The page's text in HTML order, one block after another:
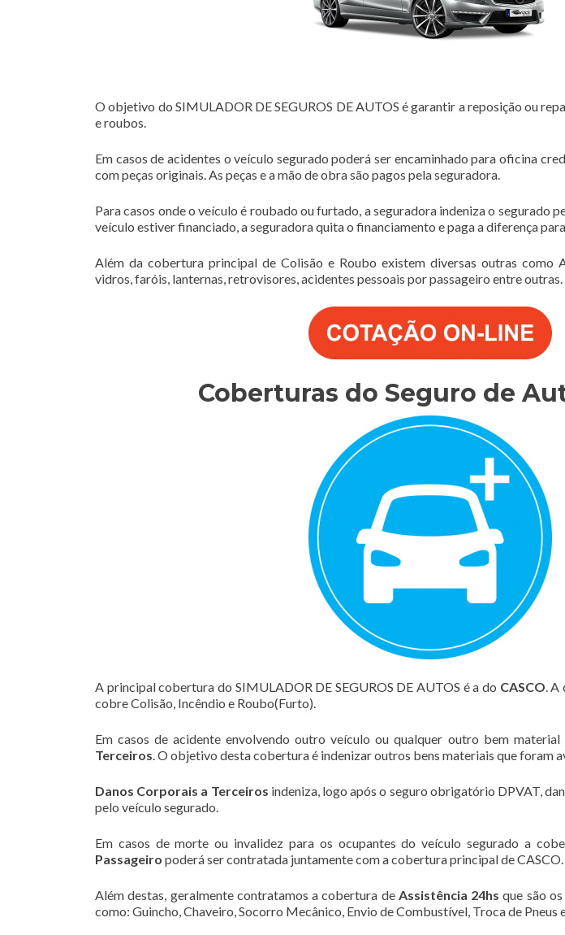
O objetivo do SIMULADOR DE SEGUROS DE AUTOS é garantir a reposição ou
e roubos.
Em casos de acidentes o veículo segurado poderá ser encaminhado para oficina
com peças originais. As peças e a mão de obra são pagos pela seguradora.
Para casos onde o veículo é roubado ou furtado, a seguradora indeniza o segurado
veículo estiver financiado, a seguradora quita o financiamento e paga a diferença
Além da cobertura principal de Colisão e Roubo existem diversas outras como
vidros, faróis, lanternas, retrovisores, acidentes pessoais por passageiro entre outras.
Coberturas do Seguro de
A principal cobertura do SIMULADOR DE SEGUROS DE AUTOS é a do CASCO .
cobre Colisão, Incêndio e Roubo(Furto).
Em casos de acidente envolvendo outro veículo ou qualquer outro bem material
Terceiros . O objetivo desta cobertura é indenizar outros bens materiais que foram
Danos Corporais a Terceiros indeniza, logo após o seguro obrigatório DPVAT,
pelo veículo segurado.
Em casos de morte ou invalidez para os ocupantes do veículo segurado a
Passageiro poderá ser contratada juntamente com a cobertura principal de CASCO.
Além destas, geralmente contratamos a cobertura de Assistência 24hs que são
como: Guincho, Chaveiro, Socorro Mecânico, Envio de Combustível, Troca de Pneus